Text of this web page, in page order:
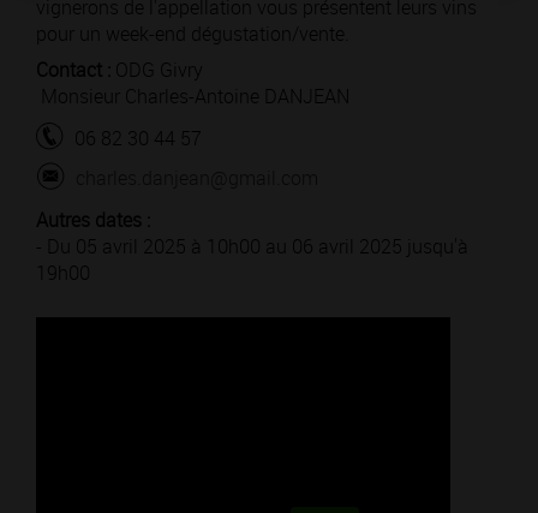
vignerons de l'appellation vous présentent leurs vins
pour un week-end dégustation/vente.
Contact : ODG Givry
Monsieur Charles-Antoine DANJEAN
06 82 30 44 57
Autres dates :
- Du 05 avril 2025 à 10h00 au 06 avril 2025 jusqu'à
19h00